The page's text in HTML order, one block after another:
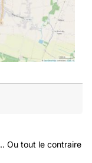
Ou tout le contraire